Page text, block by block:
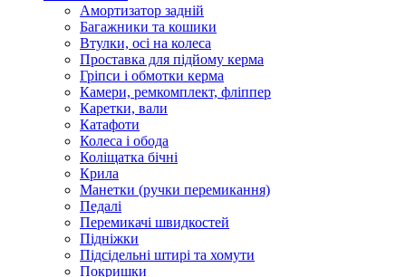
Амортизатор задній
Багажники та кошики
Втулки, осі на колеса
Проставка для підйому керма
Гріпси і обмотки керма
Камери, ремкомплект, фліппер
Каретки, вали
Катафоти
Колеса і обода
Коліщатка бічні
Крила
Манетки (ручки перемикання)
Педалі
Перемикачі швидкостей
Підніжки
Підсідельні штирі та хомути
Покришки